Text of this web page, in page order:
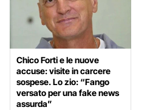
Chico Forti e le nuove
accuse: visite in carcere
sospese. Lo zio: “Fango
versato per una fake news
assurda”